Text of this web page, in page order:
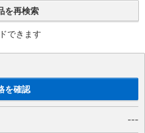
を再検索
できます
を確認
---